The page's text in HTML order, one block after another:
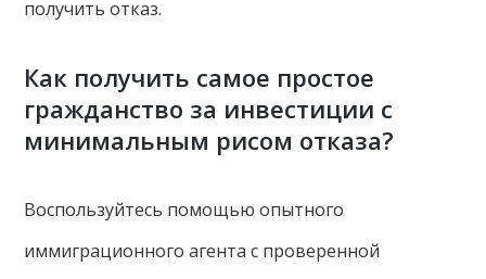
получить отказ.
Как получить самое простое
гражданство за инвестиции с
минимальным рисом отказа?
Воспользуйтесь помощью опытного
иммиграционного агента с проверенной